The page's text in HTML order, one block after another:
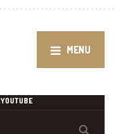
MENU
YOUTUBE